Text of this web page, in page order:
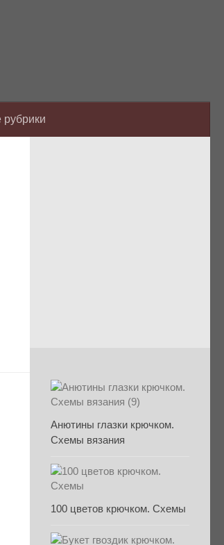
рубрики
Анютины глазки крючком.
Схемы вязания
100 цветов крючком. Схемы